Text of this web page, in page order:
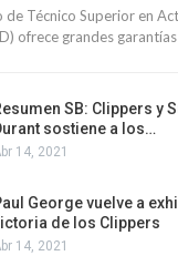
de Técnico Superior en
ofrece grandes
SB: Clippers y
sostiene a los…
14, 2021
George vuelve a
de los Clippers
14, 2021